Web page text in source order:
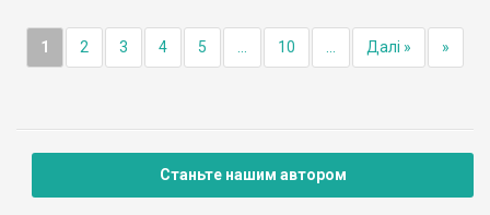
1 2 3 4 5 10 Далі » »
Станьте нашим автором